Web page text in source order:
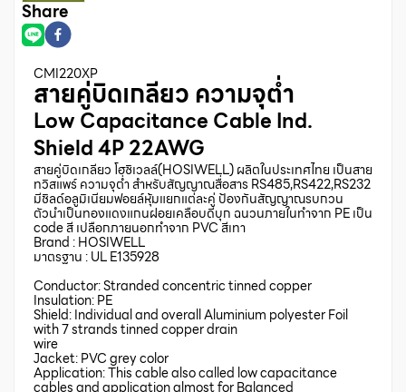
Share
CMI220XP
สายคู่บิดเกลียว ความจุต่ำ
Low Capacitance Cable Ind.
Shield 4P 22AWG
สายคู่บิดเกลียว โฮซิเวลล์(HOSIWELL) ผลิตในประเทศไทย เป็นสาย
ทวิสแพร์ ความจุต่ำ สำหรับสัญญาณสื่อสาร RS485,RS422,RS232
มีชิลด์อลูมิเนียมฟอยล์หุ้มแยกแต่ละคู่ ป้องกันสัญญาณรบกวน
ตัวนำเป็นทองแดงแกนฝอยเคลือบดีบุก ฉนวนภายในทำจาก PE เป็น
code สี เปลือกภายนอกทำจาก PVC สีเทา
Brand : HOSIWELL
มาตรฐาน : UL E135928
Conductor: Stranded concentric tinned copper
Insulation: PE
Shield: Individual and overall Aluminium polyester Foil
with 7 strands tinned copper drain
wire
Jacket: PVC grey color
Application: This cable also called low capacitance
cables and application almost for Balanced